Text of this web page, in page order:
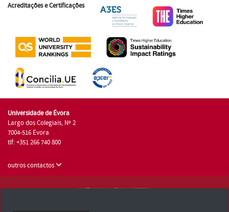
Acreditações e Certificações
Universidade de Évora
Largo dos Colegiais, Nº 2
7004-516 Évora
tlf: +351 266 740 800
outros contactos